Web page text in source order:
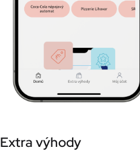
Extra výhody